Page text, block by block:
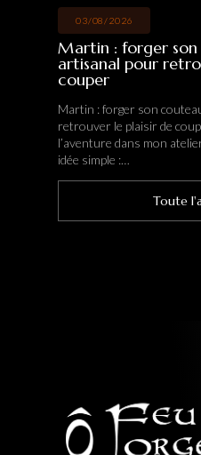
03/08/2026
Martin : forger
artisanal pour
couper
Martin : forger son
retrouver le plaisir de
l’aventure dans mon
idée simple :…
Toute